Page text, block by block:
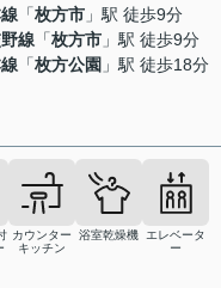
「枚方市 」駅 徒歩9分
線 「枚方市 」駅 徒歩9分
「枚方公園 」駅 徒歩18分
カウンター
キッチン
浴室乾燥機
エレベータ
ー